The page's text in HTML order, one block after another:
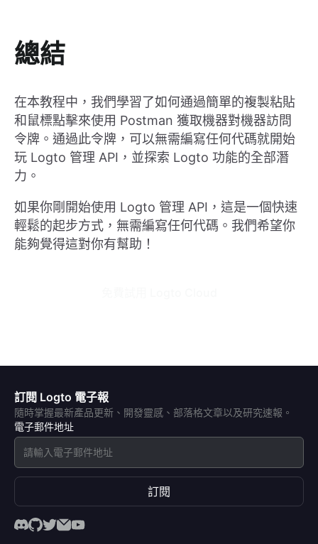
總結
在本教程中，我們學習了如何通過簡單的複製粘貼
和鼠標點擊來使用 Postman 獲取機器對機器訪問
令牌。通過此令牌，可以無需編寫任何代碼就開始
玩 Logto 管理 API，並探索 Logto 功能的全部潛
力。
如果你剛開始使用 Logto 管理 API，這是一個快速
輕鬆的起步方式，無需編寫任何代碼。我們希望你
能夠覺得這對你有幫助！
訂閱 Logto 電子報
隨時掌握最新產品更新、開發靈感、部落格文章以及研究速報。
電子郵件地址
訂閱